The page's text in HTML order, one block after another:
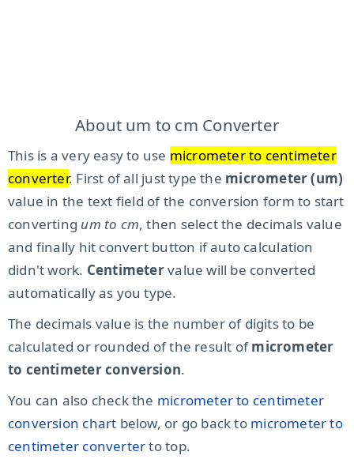
About um to cm Converter
This is a very easy to use micrometer to centimeter
converter. First of all just type the micrometer (um)
value in the text field of the conversion form to start
converting um to cm, then select the decimals value
and finally hit convert button if auto calculation
didn't work. Centimetervalue will be converted
automatically as you type.
The decimals value is the number of digits to be
calculated or rounded of the result ofmicrometer
to centimeter conversion.
You can also check the micrometer to centimeter
conversion chart below, or go back to micrometer to
centimeter converterto top.